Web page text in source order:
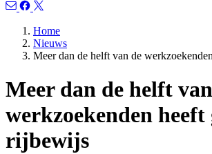
Home
Nieuws
Meer dan de helft van de
Meer dan de helft
werkzoekenden heeft
rijbewijs